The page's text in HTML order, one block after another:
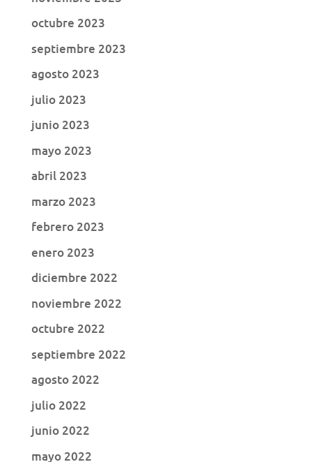
octubre 2023
septiembre 2023
agosto 2023
julio 2023
junio 2023
mayo 2023
abril 2023
marzo 2023
febrero 2023
enero 2023
diciembre 2022
noviembre 2022
octubre 2022
septiembre 2022
agosto 2022
julio 2022
junio 2022
mayo 2022